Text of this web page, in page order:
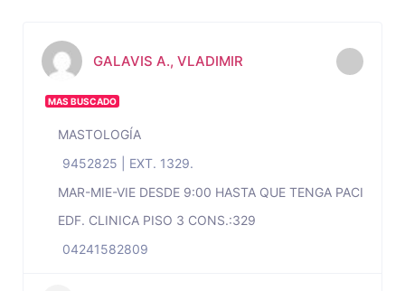
GALAVIS A., VLADIMIR
MAS BUSCADO
MASTOLOGÍA
9452825 | EXT. 1329.
MAR-MIE-VIE DESDE 9:00 HASTA QUE TENGA PACIENTES
EDF. CLINICA PISO 3 CONS.:329
04241582809